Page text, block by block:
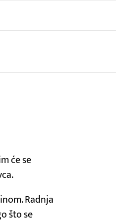
će se
Radnja
što se